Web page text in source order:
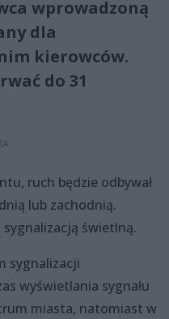
wprowadzoną
dla
kierowców.
do 31
ruch będzie odbywał
lub zachodnią.
świetlną.
sygnalizacji
wyświetlania sygnału
miasta, natomiast w